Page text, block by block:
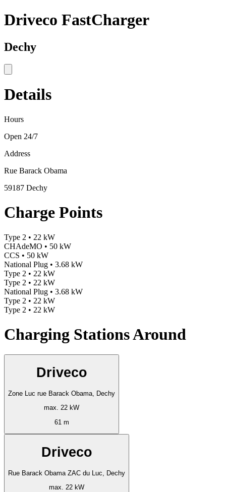
Driveco FastCharger
Dechy
Details
Hours
Open 24/7
Address
Rue Barack Obama
59187 Dechy
Charge Points
Type 2 • 22 kW
CHAdeMO • 50 kW
CCS • 50 kW
National Plug • 3.68 kW
Type 2 • 22 kW
Type 2 • 22 kW
National Plug • 3.68 kW
Type 2 • 22 kW
Type 2 • 22 kW
Charging Stations Around
Driveco
Zone Luc rue Barack Obama, Dechy
max. 22 kW
61 m
Driveco
Rue Barack Obama ZAC du Luc, Dechy
max. 22 kW